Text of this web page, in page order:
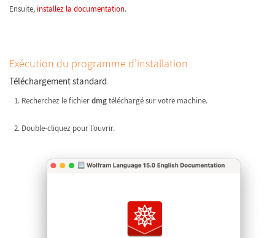
Ensuite, installez la documentation.
Exécution du programme d’installation
Téléchargement standard
Recherchez le fichierdmgtéléchargé sur votre machine.
Double-cliquez pour l’ouvrir.